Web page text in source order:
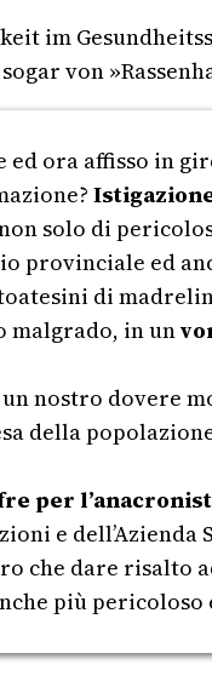
im
von
ora affisso in
solo di
provinciale ed
di
malgrado, in un
nostro dovere
della
per
e
che dare risalto
più pericoloso